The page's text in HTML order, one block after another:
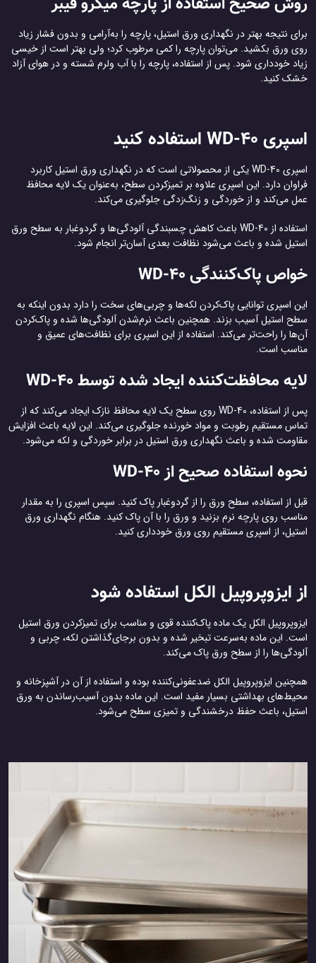
برای نتیجه بهتر در نگهداری ورق استیل، پارچه را به‌آرامی و بدون فشار زیاد
روی ورق بکشید. می‌توان پارچه را کمی مرطوب کرد؛ ولی بهتر است از خیسی
زیاد خودداری شود. پس از استفاده، پارچه را با آب ولرم شسته و در هوای آزاد
خشک کنید.
اسپری WD-40 استفاده کنید
اسپری WD-40 یکی از محصولاتی است که در نگهداری ورق استیل کاربرد
فراوان دارد. این اسپری علاوه بر تمیزکردن سطح، به‌عنوان یک لایه محافظ
عمل می‌کند و از خوردگی و زنگ‌زدگی جلوگیری می‌کند.
استفاده از WD-40 باعث کاهش چسبندگی آلودگی‌ها و گردوغبار به سطح ورق
استیل شده و باعث می‌شود نظافت بعدی آسان‌تر انجام شود.
خواص پاک‌کنندگی WD-40
این اسپری توانایی پاک‌کردن لکه‌ها و چربی‌های سخت را دارد بدون اینکه به
سطح استیل آسیب بزند. همچنین باعث نرم‌شدن آلودگی‌ها شده و پاک‌کردن
آن‌ها را راحت‌تر می‌کند. استفاده از این اسپری برای نظافت‌های عمیق و
مناسب است.
لایه محافظت‌کننده ایجاد شده توسط WD-40
پس از استفاده، WD-40 روی سطح یک لایه محافظ نازک ایجاد می‌کند که از
تماس مستقیم رطوبت و مواد خورنده جلوگیری می‌کند. این لایه باعث افزایش
مقاومت شده و باعث نگهداری ورق استیل در برابر خوردگی و لکه می‌شود.
نحوه استفاده صحیح از WD-40
قبل از استفاده، سطح ورق را از گردوغبار پاک کنید. سپس اسپری را به مقدار
مناسب روی پارچه نرم بزنید و ورق را با آن پاک کنید. هنگام نگهداری ورق
استیل، از اسپری مستقیم روی ورق خودداری کنید.
از ایزوپروپیل الکل استفاده شود
ایزوپروپیل الکل یک ماده پاک‌کننده قوی و مناسب برای تمیزکردن ورق استیل
است. این ماده به‌سرعت تبخیر شده و بدون برجای‌گذاشتن لکه، چربی و
آلودگی‌ها را از سطح ورق پاک می‌کند.
همچنین ایزوپروپیل الکل ضدعفونی‌کننده بوده و استفاده از آن در آشپزخانه و
محیط‌های بهداشتی بسیار مفید است. این ماده بدون آسیب‌رساندن به ورق
استیل، باعث حفظ درخشندگی و تمیزی سطح می‌شود.